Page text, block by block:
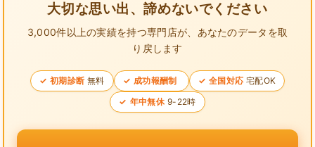
大切な思い出、諦めないでください
3,000件以上の実績を持つ専門店が、 あなたのデータを取
り戻します
初期診断 無料 成功報酬制 全国対応 宅配OK
年中無休 9-22時